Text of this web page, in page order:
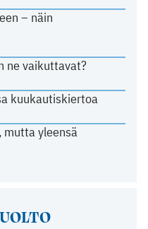
– näin
ne vaikuttavat?
kuukautiskiertoa
mutta yleensä